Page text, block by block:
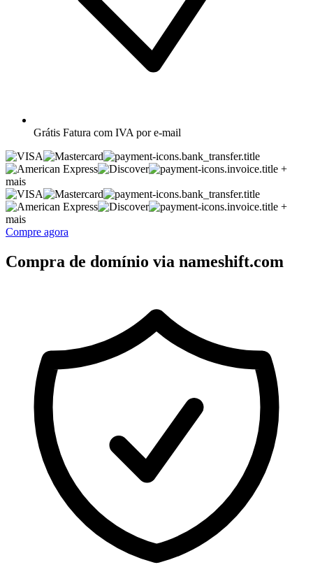
Grátis Fatura com IVA por e-mail
+
mais
+
mais
Compre agora
Compra de domínio via nameshift.com